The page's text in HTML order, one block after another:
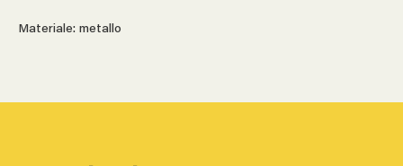
Materiale: metallo